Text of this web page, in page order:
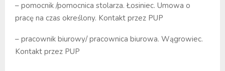
– pomocnik /pomocnica stolarza. Łosiniec. Umowa o
pracę na czas określony. Kontakt przez PUP
– pracownik biurowy/ pracownica biurowa. Wągrowiec.
Kontakt przez PUP